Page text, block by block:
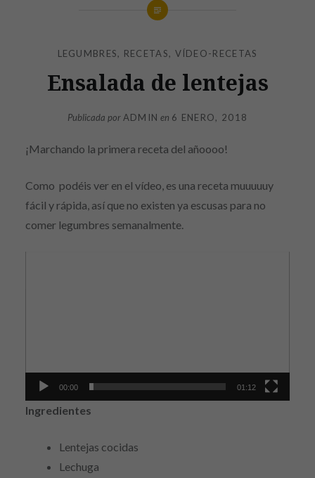
LEGUMBRES, RECETAS, VÍDEO-RECETAS
Ensalada de lentejas
Publicada por ADMIN en 6 ENERO, 2018
¡Marchando la primera receta del añoooo!
Como podéis ver en el vídeo, es una receta muuuuuy
fácil y rápida, así que no existen ya escusas para no
comer legumbres semanalmente.
00:00 01:12
Ingredientes
Lentejas cocidas
Lechuga